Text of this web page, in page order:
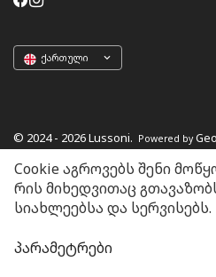
ქართული
© 2024 - 2026 Lussoni. Powered by
Cookie აგროვებს შენი
რის მიხედვითაც
სიახლეებსა და სერვისებს.
პარამეტრები